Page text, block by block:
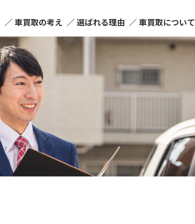
車買取の考え 選ばれる理由 車買取について